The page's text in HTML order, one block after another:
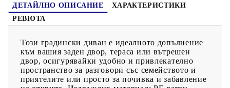
ДЕТАЙЛНО ОПИСАНИЕ
ХАРАКТЕРИСТИКИ
РЕВЮТА
Този градински диван е идеалното допълнение
към вашия заден двор, тераса или вътрешен
двор, осигурявайки удобно и привлекателно
пространство за разговори със семейството и
приятелите или просто за почивка и забавление